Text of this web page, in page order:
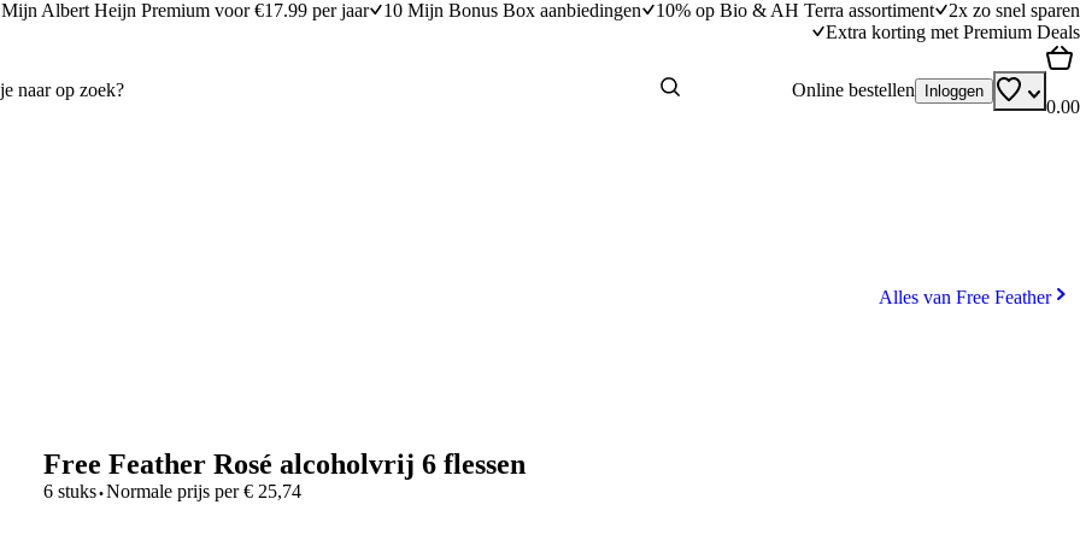
Mijn Albert Heijn Premium voor €17.99 per jaar 10 Mijn Bonus Box aanbiedingen 10% op Bio & AH Terra assortiment
2x zo snel sparen
Extra korting met Premium Deals
Online bestellen Inloggen
0.00
Alles van Free Feather
Free Feather Rosé alcoholvrij 6 flessen
6 stuks·Normale prijs per € 25,74